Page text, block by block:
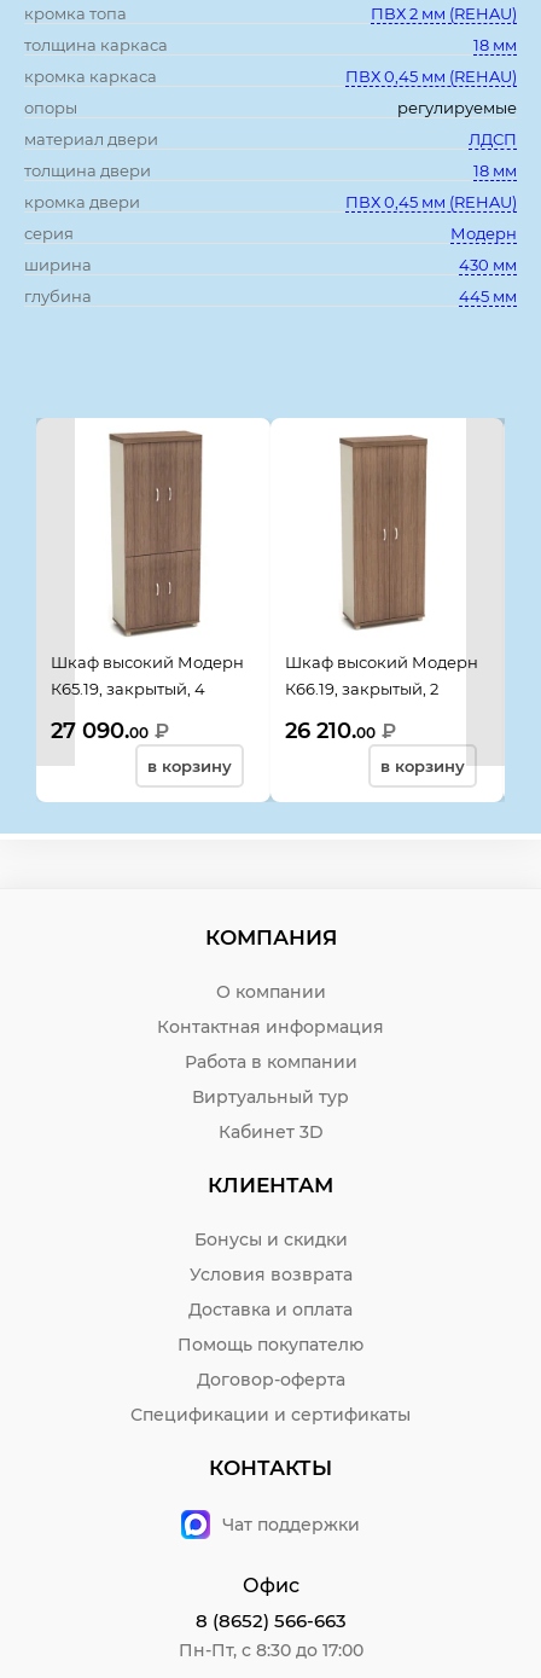
кромка топа
ПВХ 2 мм (REHAU)
толщина каркаса
18 мм
кромка каркаса
ПВХ 0,45 мм (REHAU)
опоры
регулируемые
материал двери
ЛДСП
толщина двери
18 мм
кромка двери
ПВХ 0,45 мм (REHAU)
серия
Модерн
ширина
430 мм
глубина
445 мм
Шкаф высокий Модерн
К65.19, закрытый, 4
шамони темный
27 090.00 ₽
в корзину
Шкаф высокий Модерн
К66.19, закрытый, 2
шамони темный
26 210.00 ₽
в корзину
КОМПАНИЯ
О компании
Контактная информация
Работа в компании
Виртуальный тур
Кабинет 3D
КЛИЕНТАМ
Бонусы и скидки
Условия возврата
Доставка и оплата
Помощь покупателю
Договор-оферта
Спецификации и сертификаты
КОНТАКТЫ
Чат поддержки
Офис
8 (8652) 566-663
Пн-Пт, с 8:30 до 17:00